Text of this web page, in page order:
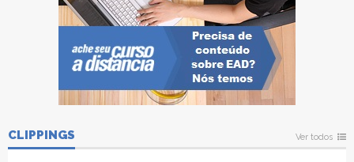
CLIPPINGS Ver todos